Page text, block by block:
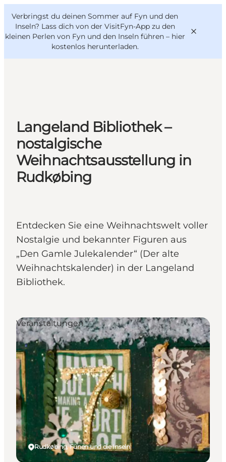
Verbringst du deinen Sommer auf Fyn und den
Inseln? Lass dich von der VisitFyn-App zu den
kleinen Perlen von Fyn und den Inseln führen – hier
kostenlos herunterladen.
Outdoor & bike
Essen & trinken
Übernachtung
VisitFyn
Deutsch
Langeland Bibliothek –
nostalgische
Weihnachtsausstellung in
Rudkøbing
Entdecken Sie eine Weihnachtswelt voller
Nostalgie und bekannter Figuren aus
„Den Gamle Julekalender“ (Der alte
Weihnachtskalender) in der Langeland
Bibliothek.
Rudkøbing, Fünen und die Inseln
Veranstaltungen